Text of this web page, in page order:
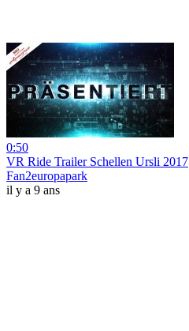
0:50
VR Ride Trailer Schellen Ursli 2017
Fan2europapark
il y a 9 ans